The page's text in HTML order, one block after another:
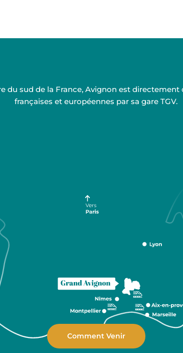
du sud de la France, Avignon est
françaises et européennes par sa gare TGV.
Comment Venir